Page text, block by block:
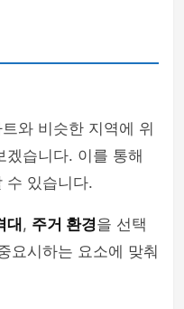
와 비슷한 지역에 위
습니다. 이를 통해
수 있습니다.
대, 주거 환경을 선택
요시하는 요소에 맞춰